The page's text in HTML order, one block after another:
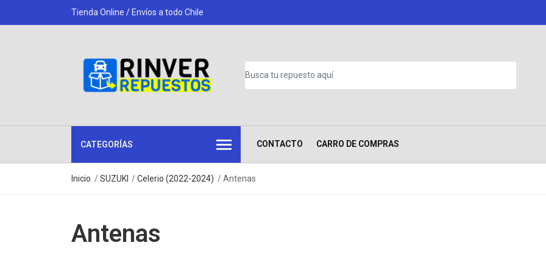
Tienda Online / Envíos a todo Chile
CATEGORÍAS CONTACTO CARRO DE COMPRAS
Inicio SUZUKI Celerio (2022-2024) Antenas
Antenas